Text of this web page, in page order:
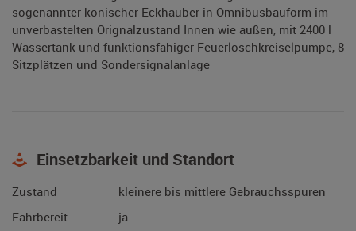
sogenannter konischer Eckhauber in Omnibusbauform im
unverbastelten Orignalzustand Innen wie außen, mit 2400 l
Wassertank und funktionsfähiger Feuerlöschkreiselpumpe, 8
Sitzplätzen und Sondersignalanlage
Einsetzbarkeit und Standort
Zustand
kleinere bis mittlere Gebrauchsspuren
Fahrbereit
ja